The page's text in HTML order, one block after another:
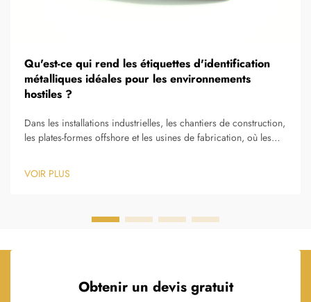
Qu'est-ce qui rend les étiquettes d'identification
métalliques idéales pour les environnements
hostiles ?
Dans les installations industrielles, les chantiers de construction,
les plates-formes offshore et les usines de fabrication, où les
produits chimiques, à des conditions abrasives et aux
intempéries, la robustesse des systèmes d'identification devient
VOIR PLUS
Obtenir un devis gratuit